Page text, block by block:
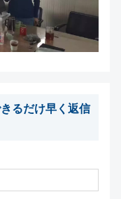
るだけ早く返信